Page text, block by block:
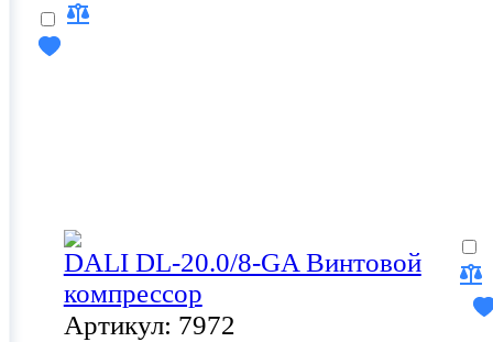
DALI DL-20.0/8-GA Винтовой
компрессор
Артикул: 7972